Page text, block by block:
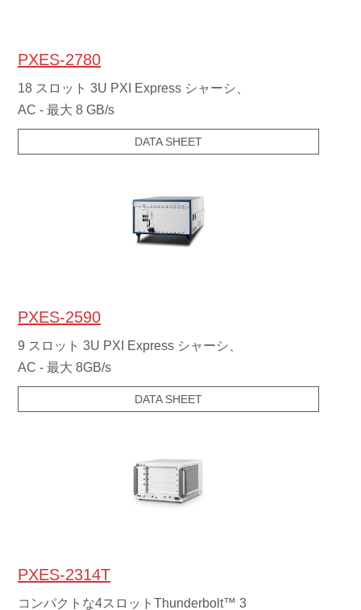
PXES-2780
18 スロット 3U PXI Express シャーシ、
AC - 最大 8 GB/s
DATA SHEET
PXES-2590
9 スロット 3U PXI Express シャーシ、
AC - 最大 8GB/s
DATA SHEET
PXES-2314T
コンパクトな4スロットThunderbolt™ 3